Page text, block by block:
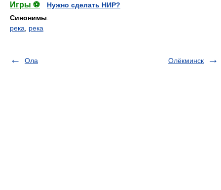
Игры ⚽
Нужно сделать НИР?
Синонимы:
река, река
Ола Олёкминск